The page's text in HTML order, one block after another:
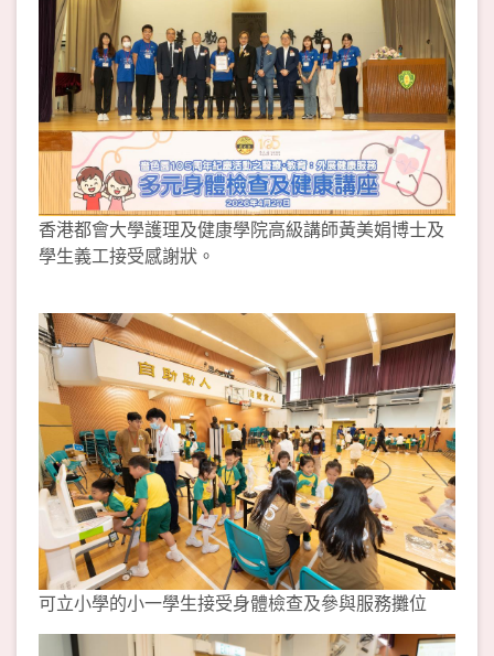
香港都會大學護理及健康學院高級講師黃美娟博士及
學生義工接受感謝狀。
可立小學的小一學生接受身體檢查及參與服務攤位